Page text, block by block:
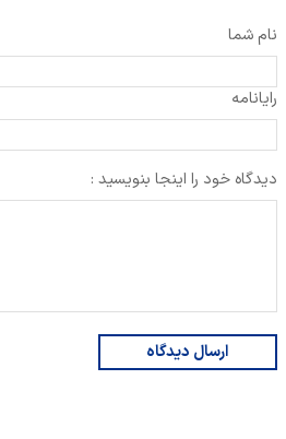
نام شما
رایانامه
دیدگاه خود را اینجا بنویسید :
ارسال دیدگاه